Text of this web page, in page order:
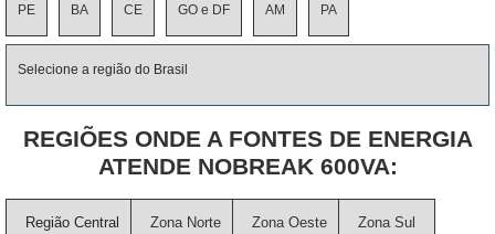
PE BA CE GO e DF AM PA
Selecione a região do Brasil
REGIÕES ONDE A FONTES DE ENERGIA
ATENDE NOBREAK 600VA:
Região Central Zona Norte Zona Oeste Zona Sul